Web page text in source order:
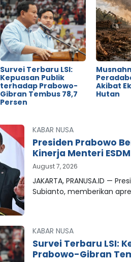
Survei Terbaru LSI:
Kepuasan Publik
terhadap Prabowo-
Gibran Tembus 78,7
Persen
Akibat
Hutan
KABAR NUSA
Presiden Prabowo
Kinerja Menteri
August 7, 2026
JAKARTA, PRANUSA.ID —
Subianto, memberikan
KABAR NUSA
Survei Terbaru LSI:
Prabowo-Gibran